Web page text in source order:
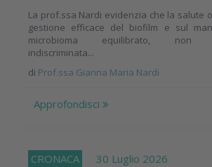
La prof.ssa Nardi evidenzia che la salute
gestione efficace del biofilm e sul
microbioma equilibrato, non
indiscriminata...
di Prof.ssa Gianna Maria Nardi
Approfondisci
CRONACA 30 Luglio 2026